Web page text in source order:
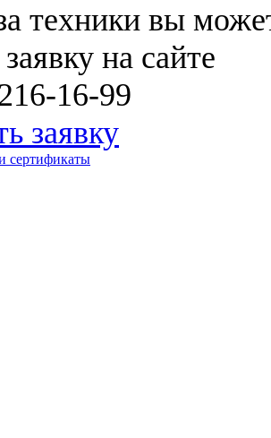
техники вы
на сайте
16-99
заявку
сертификаты